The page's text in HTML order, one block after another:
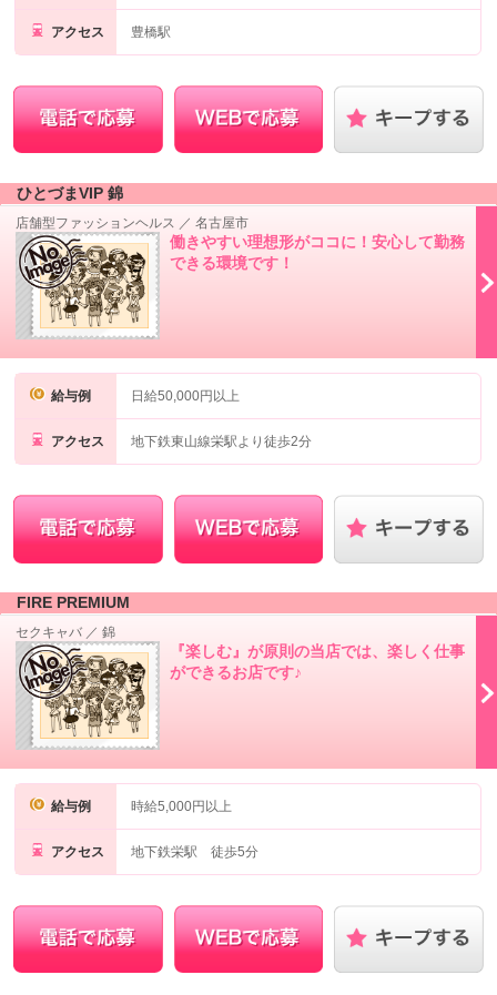
アクセス 豊橋駅
ひとづまVIP 錦
店舗型ファッションヘルス ／名古屋市
働きやすい理想形がココに！安心して勤務
できる環境です！
給与例 日給50,000円以上
アクセス 地下鉄東山線栄駅より徒歩2分
FIRE PREMIUM
セクキャバ ／錦
『楽しむ』が原則の当店では、楽しく仕事
ができるお店です♪
給与例 時給5,000円以上
アクセス 地下鉄栄駅 徒歩5分